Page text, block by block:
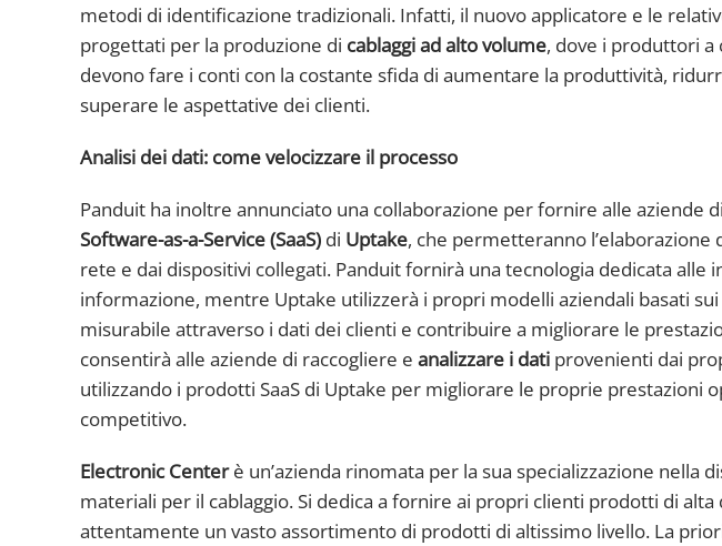
metodi di identificazione tradizionali. Infatti, il nuovo applicatore e le
progettati per la produzione di cablaggi ad alto volume, dove i produttori
devono fare i conti con la costante sfida di aumentare la produttività,
superare le aspettative dei clienti.
Analisi dei dati: come velocizzare il processo
Panduit ha inoltre annunciato una collaborazione per fornire alle aziende
Software-as-a-Service (SaaS) di Uptake, che permetteranno
rete e dai dispositivi collegati. Panduit fornirà una tecnologia dedicata
informazione, mentre Uptake utilizzerà i propri modelli aziendali basati
misurabile attraverso i dati dei clienti e contribuire a migliorare le
consentirà alle aziende di raccogliere e analizzare i dati provenienti dai
utilizzando i prodotti SaaS di Uptake per migliorare le proprie prestazioni
competitivo.
Electronic Centerè un’azienda rinomata per la sua specializzazione nella
materiali per il cablaggio. Si dedica a fornire ai propri clienti prodotti di alta
attentamente un vasto assortimento di prodotti di altissimo livello. La